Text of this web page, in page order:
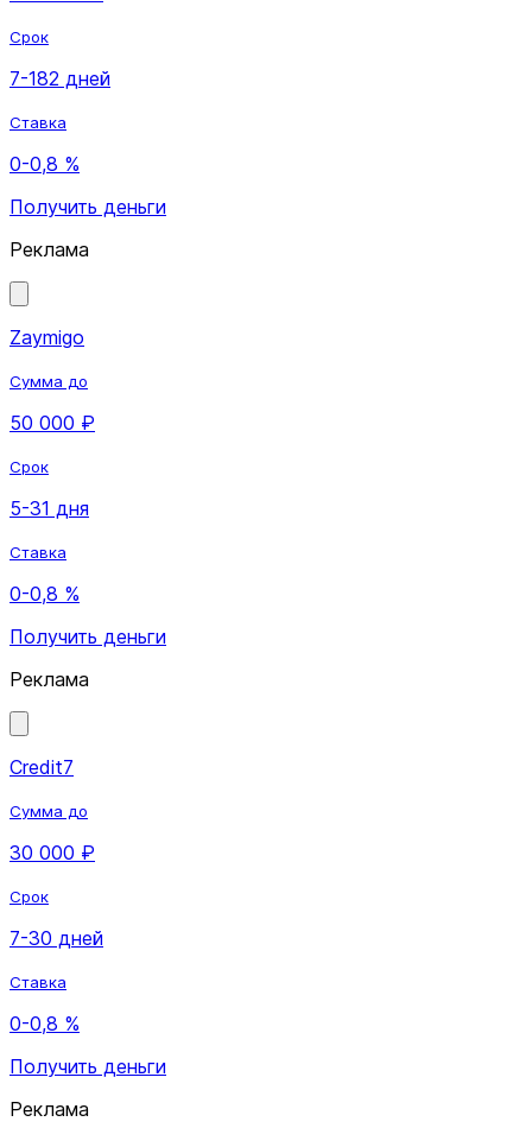
Срок
7-182 дней
Ставка
0-0,8 %
Получить деньги
Реклама
Zaymigo
Сумма до
50 000 ₽
Срок
5-31 дня
Ставка
0-0,8 %
Получить деньги
Реклама
Credit7
Сумма до
30 000 ₽
Срок
7-30 дней
Ставка
0-0,8 %
Получить деньги
Реклама